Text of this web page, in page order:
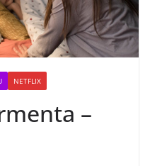
NETFLIX
–